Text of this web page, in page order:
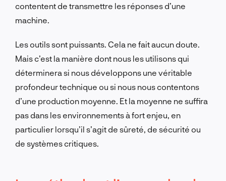
contentent de transmettre les réponses d’une
machine.
Les outils sont puissants. Cela ne fait aucun doute.
Mais c’est la manière dont nous les utilisons qui
déterminera si nous développons une véritable
profondeur technique ou si nous nous contentons
d’une production moyenne. Et la moyenne ne suffira
pas dans les environnements à fort enjeu, en
particulier lorsqu’il s’agit de sûreté, de sécurité ou
de systèmes critiques.